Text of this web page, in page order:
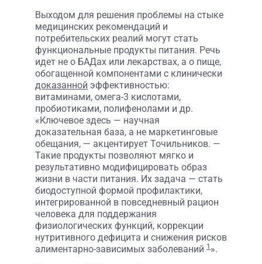
Выходом для решения проблемы на стыке
медицинских рекомендаций и
потребительских реалий могут стать
функциональные продукты питания. Речь
идет не о БАДах или лекарствах, а о пище,
обогащенной компонентами с клинически
доказанной эффективностью:
витаминами, омега-3 кислотами,
пробиотиками, полифенолами и др.
«Ключевое здесь — научная
доказательная база, а не маркетинговые
обещания, — акцентирует Точильников. —
Такие продукты позволяют мягко и
результативно модифицировать образ
жизни в части питания. Их задача — стать
биодоступной формой профилактики,
интегрированной в повседневный рацион
человека для поддержания
физиологических функций, коррекции
нутритивного дефицита и снижения рисков
алиментарно-зависимых заболеваний 1 ».